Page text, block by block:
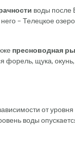
воды после
– Телецкое
пресноводная
форель, щука,
от
воды